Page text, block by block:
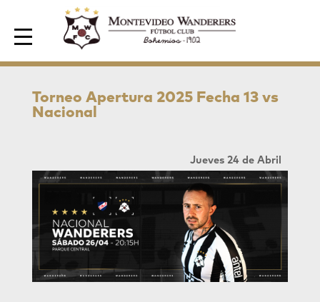
Area de Socios
Torneo Apertura 2025 Fecha 13 vs
Nacional
Jueves 24 de Abril